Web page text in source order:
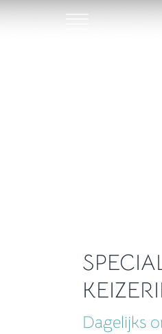
Dagelijks